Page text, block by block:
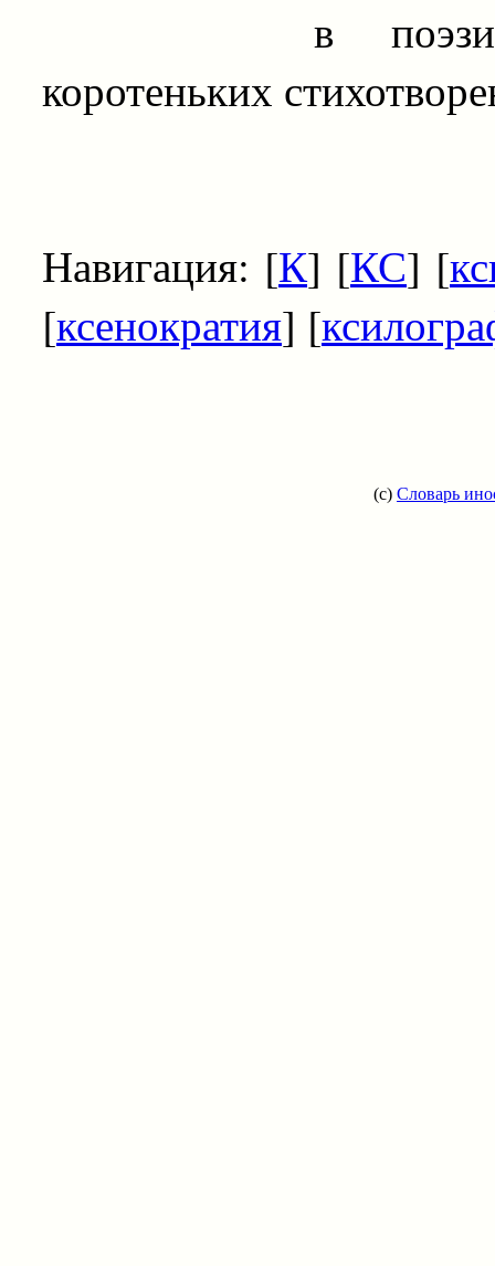
в поэзии
коротеньких
Навигация: [К] [КС] [
[ксенократия] [
(c) Словарь